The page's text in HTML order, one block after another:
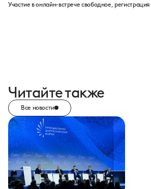
Участие в онлайн-встрече свободное, регистрация
Читайте также
Все новости